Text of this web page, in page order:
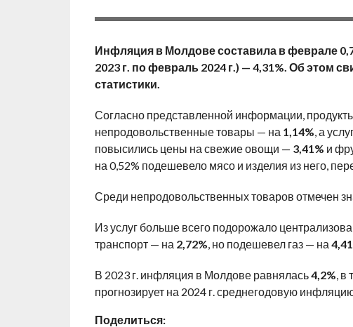
Инфляция в Молдове составила в феврале
2023 г. по февраль 2024 г.) — 4,31%. Об этом
статистики.
Согласно представленной информации,
непродовольственные товары — на 1,14%, а
повысились цены на свежие овощи — 3,41% и
на 0,52% подешевело мясо и изделия из него,
Среди непродовольственных товаров отмечен
Из услуг больше всего подорожало
транспорт — на 2,72%, но подешевел газ — на
В 2023 г. инфляция в Молдове равнялась4,2%, в
прогнозирует на 2024 г. среднегодовую
Поделиться: